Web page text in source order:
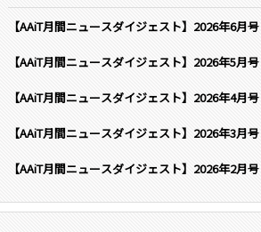
【AAiT月間ニュースダイジェスト】2026年6月号
【AAiT月間ニュースダイジェスト】2026年5月号
【AAiT月間ニュースダイジェスト】2026年4月号
【AAiT月間ニュースダイジェスト】2026年3月号
【AAiT月間ニュースダイジェスト】2026年2月号